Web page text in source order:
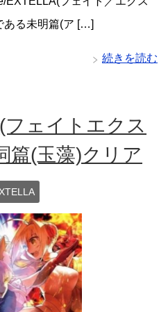
ある未明篇(ア […]
続きを読む
ェイトエクス
篇(玉藻)クリア